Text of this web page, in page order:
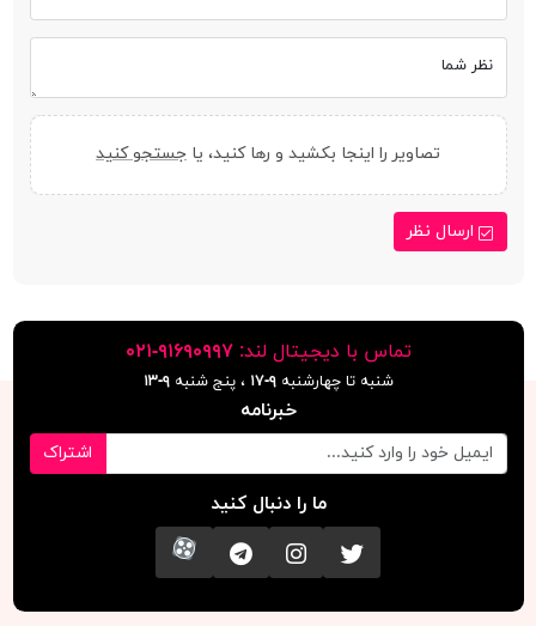
نظر شما
تصاویر را اینجا بکشید و رها کنید، یا جستجو کنید
ارسال نظر
تماس با دیجیتال لند:٩١۶٩٠٩٩٧-٠٢١
شنبه تا چهارشنبه۹-۱۷ ، پنج شنبه۹-١٣
خبرنامه
اشتراک
ما را دنبال کنید
تویتر اینستاگرامکانال تلگرام
آپارات